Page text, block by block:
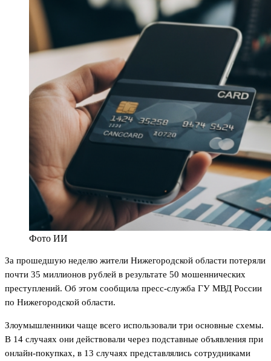
Фото ИИ
За прошедшую неделю жители Нижегородской области потеряли
почти 35 миллионов рублей в результате 50 мошеннических
преступлений. Об этом сообщила пресс-служба ГУ МВД России
по Нижегородской области.
Злоумышленники чаще всего использовали три основные схемы.
В 14 случаях они действовали через подставные объявления при
онлайн-покупках, в 13 случаях представлялись сотрудниками